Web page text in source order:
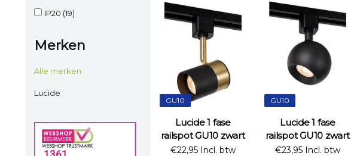
IP20 (19)
Merken
Alle merken
Lucide
GU10
Lucide 1 fase
railspot GU10 zwart
€22,95 Incl. btw
GU10
Lucide 1 fase
railspot GU10 zwart
€23,95 Incl. btw